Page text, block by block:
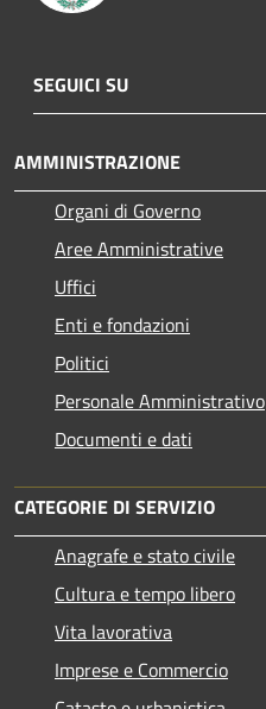
SEGUICI SU
AMMINISTRAZIONE
Organi di Governo
Aree Amministrative
Uffici
Enti e fondazioni
Politici
Personale Amministrativo
Documenti e dati
CATEGORIE DI SERVIZIO
Anagrafe e stato civile
Cultura e tempo libero
Vita lavorativa
Imprese e Commercio